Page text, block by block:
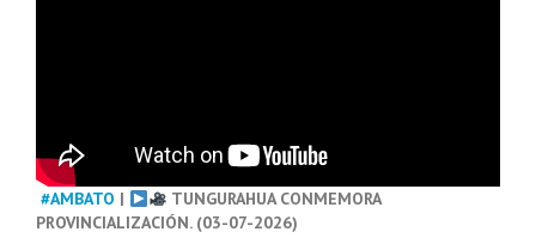
#AMBATO |
TUNGURAHUA CONMEMORA
PROVINCIALIZACIÓN. (03-07-2026)